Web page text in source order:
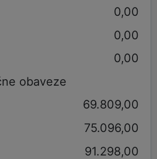
0,00
0,00
0,00
obaveze
69.809,00
75.096,00
91.298,00